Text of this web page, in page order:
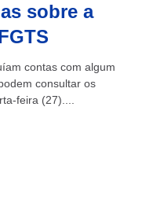
sobre a
contas com algum
consultar os
feira (27)....